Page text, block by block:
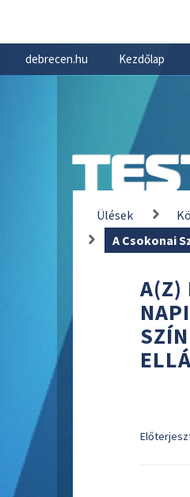
debrecen.hu Kezdőlap
Ülések
A Csokonai
A(Z)